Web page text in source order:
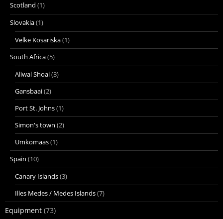
Scotland (1)
Slovakia(1)
Velke Kosariska(1)
South Africa(5)
Aliwal Shoal(3)
Gansbaai(2)
Port St. Johns(1)
Simon's town (2)
Umkomaas(1)
Spain (10)
Canary Islands(3)
Illes Medes / Medes Islands(7)
Equipment (73)